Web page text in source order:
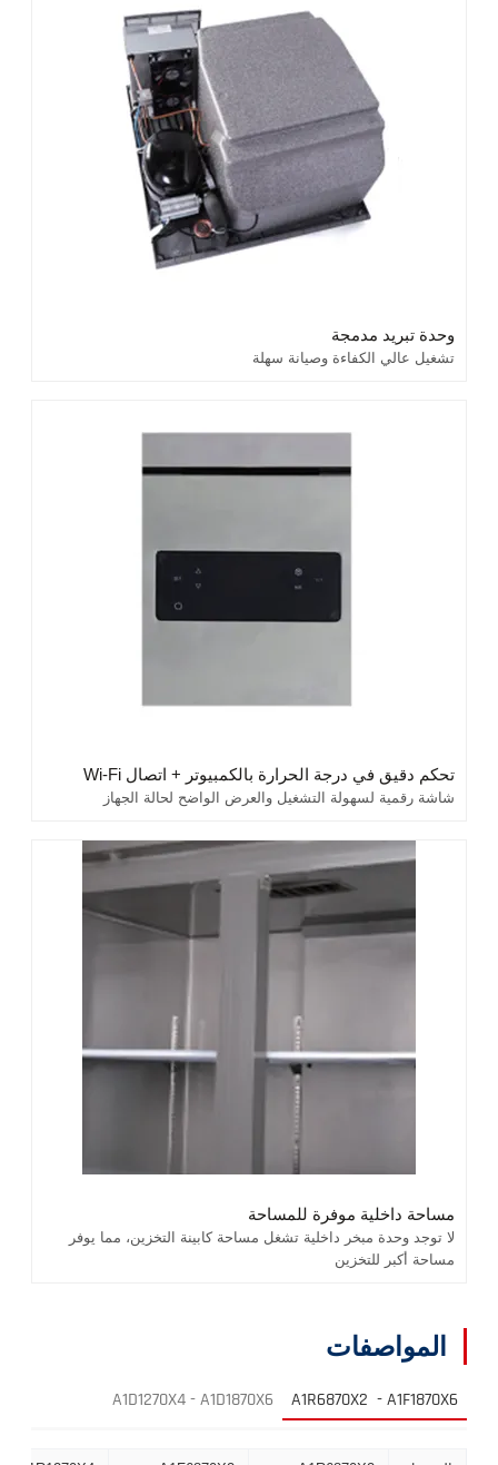
وحدة تبريد مدمجة
تشغيل عالي الكفاءة وصيانة سهلة
تحكم دقيق في درجة الحرارة بالكمبيوتر + اتصال Wi-Fi
شاشة رقمية لسهولة التشغيل والعرض الواضح لحالة الجهاز
مساحة داخلية موفرة للمساحة
لا توجد وحدة مبخر داخلية تشغل مساحة كابينة التخزين، مما يوفر
مساحة أكبر للتخزين
المواصفات
A1R6870X2 - A1F1870X6
A1D1270X4 - A1D1870X6